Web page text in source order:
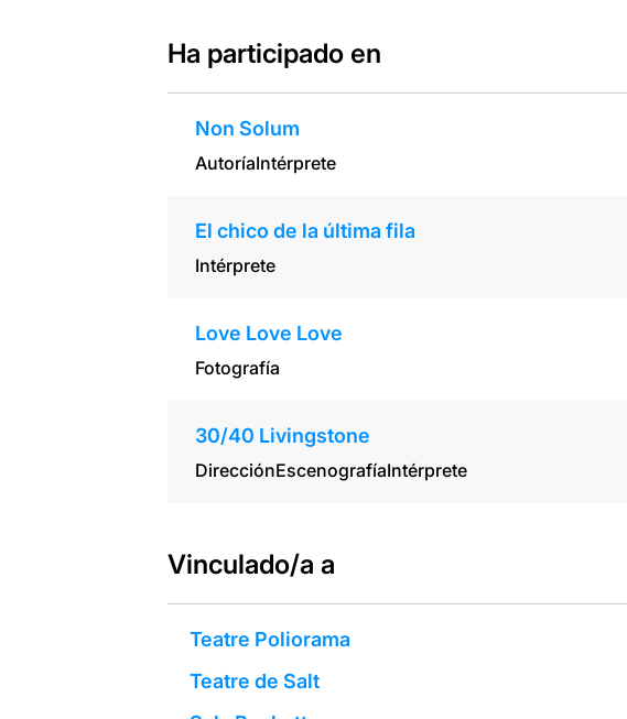
Ha participado en
Non Solum
AutoríaIntérprete
El chico de la última fila
Intérprete
Love Love Love
Fotografía
30/40 Livingstone
DirecciónEscenografíaIntérprete
Vinculado/a a
Teatre Poliorama
Teatre de Salt